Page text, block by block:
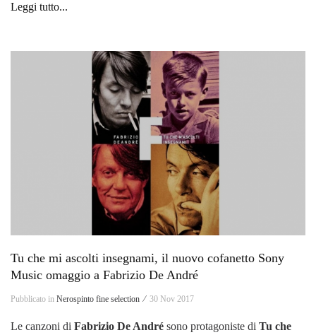
Leggi tutto...
Tu che mi ascolti insegnami, il nuovo cofanetto Sony
Music omaggio a Fabrizio De André
Pubblicato in Nerospinto fine selection ⁄ 30 Nov 2017
Le canzoni di Fabrizio De André sono protagoniste di Tu che